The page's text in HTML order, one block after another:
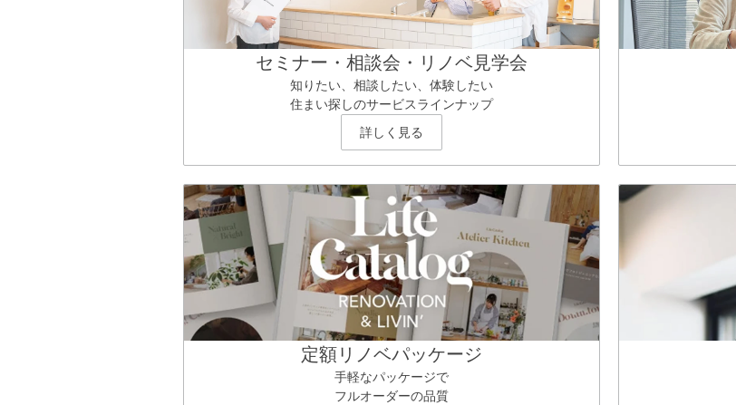
セミナー・相談会・リノベ見学会
知りたい、相談したい、体験したい
住まい探しのサービスラインナップ
詳しく見る
定額リノベパッケージ
手軽なパッケージで
フルオーダーの品質